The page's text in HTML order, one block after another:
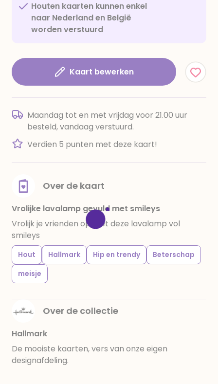
Houten kaarten kunnen enkel
naar Nederland en België
worden verstuurd
Kaart bewerken
Maandag tot en met vrijdag voor 21.00 uur
besteld, vandaag verstuurd.
Verdien 5 punten met deze kaart!
Over de kaart
Vrolijke lavalamp gevuld met smileys
Vrolijk je vrienden op met deze lavalamp vol
smileys
Hout Hallmark Hip en trendy
Beterschap
meisje
Over de collectie
Hallmark
De mooiste kaarten, vers van onze eigen
designafdeling.